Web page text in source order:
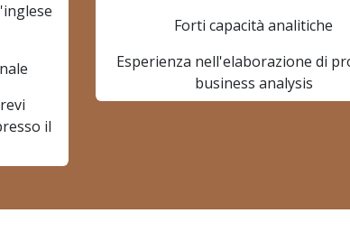
il
Forti capacità analitiche
Esperienza nell'elaborazione di
business analysis